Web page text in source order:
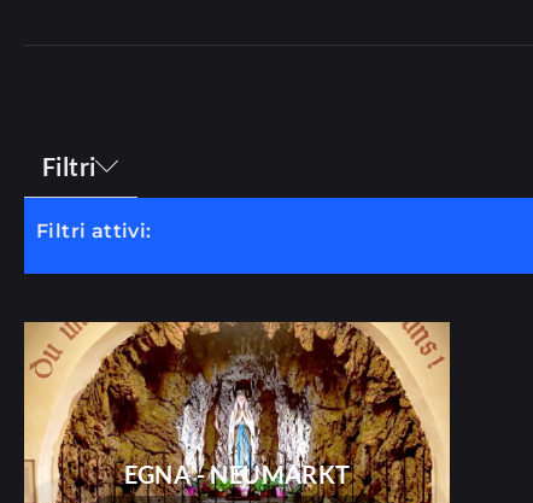
Filtri
Filtri attivi:
EGNA - NEUMARKT